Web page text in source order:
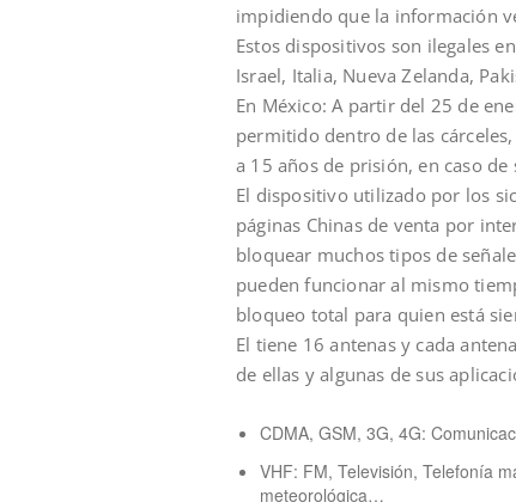
impidiendo que la información
Estos dispositivos son ilegales
Israel, Italia, Nueva Zelanda,
En México: A partir del 25 de
permitido dentro de las
a 15 años de prisión, en caso
El dispositivo utilizado por los
páginas Chinas de venta por
bloquear muchos tipos de
pueden funcionar al mismo
bloqueo total para quien está
El tiene 16 antenas y cada
de ellas y algunas de sus
CDMA, GSM, 3G, 4G:
VHF: FM, Televisión, Telefonía
meteorológica…